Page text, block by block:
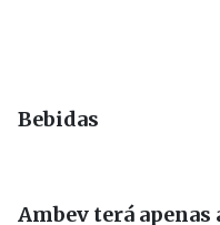
Bebidas
Ambev terá